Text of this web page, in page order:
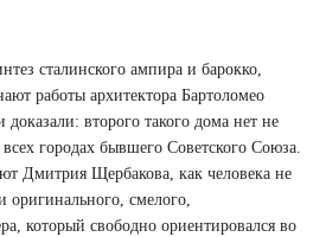
сталинского ампира и барокко,
работы архитектора Бартоломео
доказали: второго такого дома нет не
городах бывшего Советского Союза.
Дмитрия Щербакова, как человека не
оригинального, смелого,
который свободно ориентировался во